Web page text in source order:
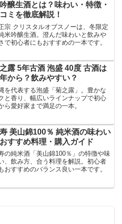
醸生酒とは？味わい・特徴・
ミを徹底解説！
宗 クリスタルオブスノーは、冬限定
米吟醸生酒。澄んだ味わいと飲みや
で初心者にもおすすめの一本です。
5年古酒 泡盛 40度 古酒は
から？飲みやすい？
を代表する泡盛「菊之露」。豊かな
と香り、幅広いラインナップで初心
ら愛好家まで満足の一本。
美山錦100％ 純米酒の味わい
すすめ料理・購入ガイド
の純米酒「美山錦100％」の特徴や味
、飲み方、合う料理を解説。初心者
おすすめのバランス良い一本です。